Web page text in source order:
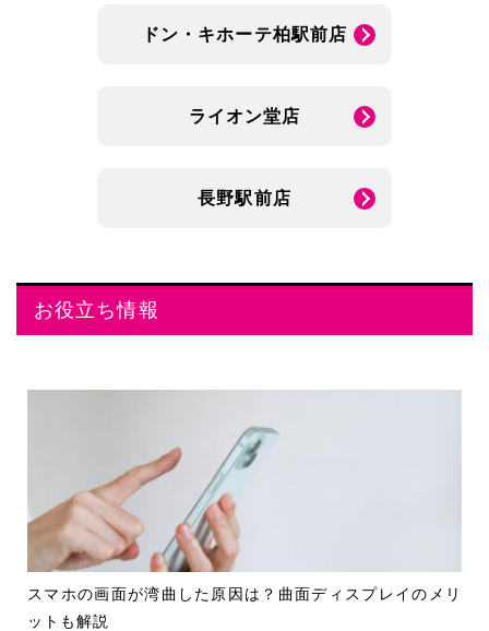
ドン・キホーテ柏駅前店
ライオン堂店
長野駅前店
お役立ち情報
スマホの画面が湾曲した原因は？曲面ディスプレイのメリ
ットも解説